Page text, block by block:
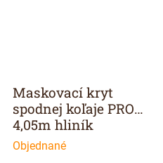
Maskovací kryt
spodnej koľaje PRO
4,05m hliník
Objednané